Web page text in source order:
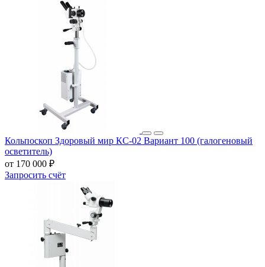
Кольпоскоп Здоровый мир КС-02 Вариант 100 (галогеновый
осветитель)
от 170 000 ₽
Запросить счёт